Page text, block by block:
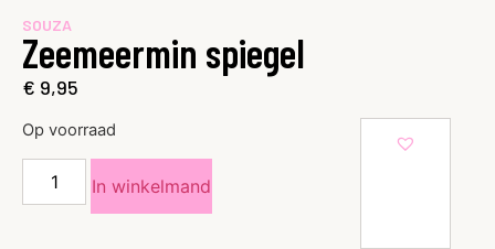
SOUZA
Zeemeermin spiegel
€ 9,95
Op voorraad
In winkelmand